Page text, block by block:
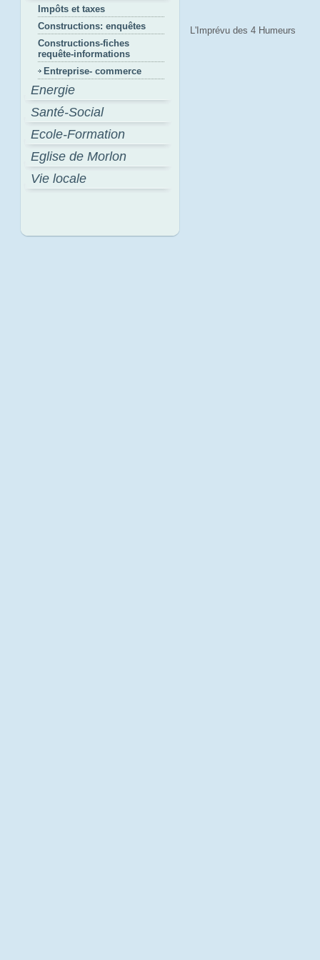
Impôts et taxes
Constructions: enquêtes
Constructions-fiches
requête-informations
Entreprise- commerce
Energie
Santé-Social
Ecole-Formation
Eglise de Morlon
Vie locale
L'Imprévu des 4 Humeurs